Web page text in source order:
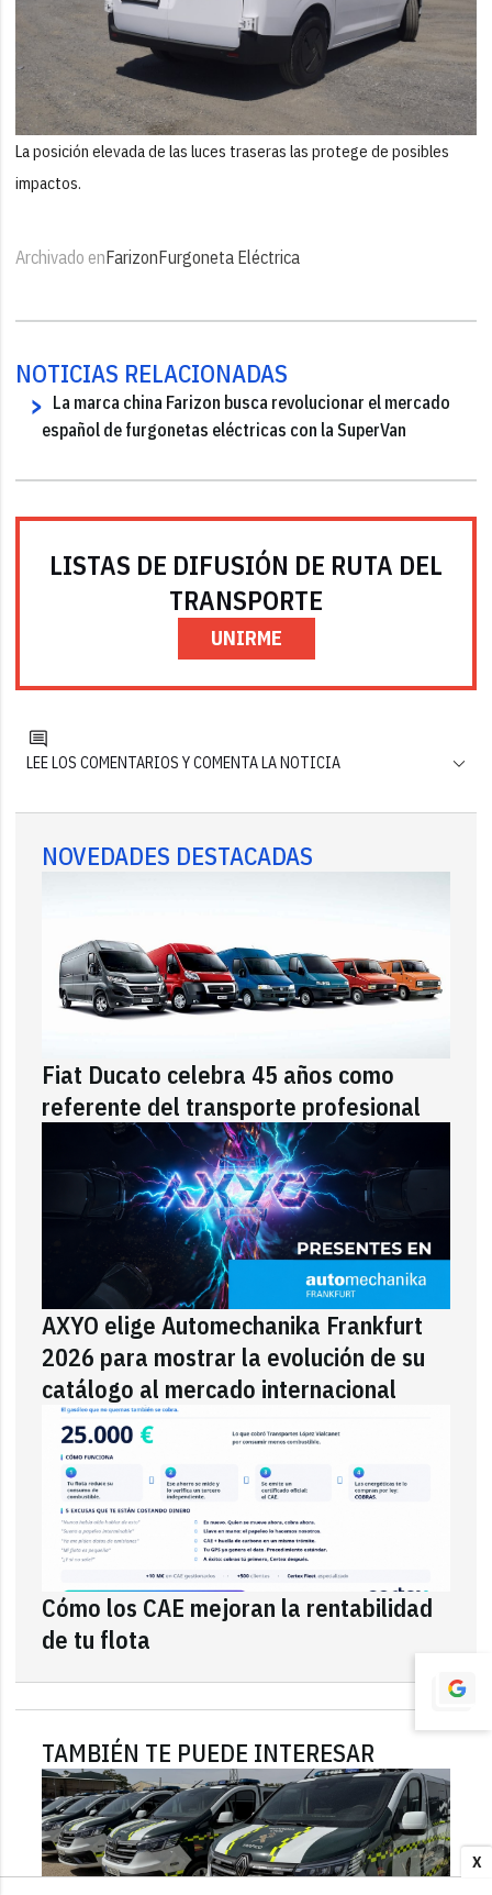
X
La posición elevada de las luces traseras las protege de posibles
impactos.
Archivado enFarizonFurgoneta Eléctrica
NOTICIAS RELACIONADAS
La marca china Farizon busca revolucionar el mercado
español de furgonetas eléctricas con la SuperVan
LISTAS DE DIFUSIÓN DE RUTA DEL
TRANSPORTE
UNIRME
LEE LOS COMENTARIOS Y COMENTA LA NOTICIA
NOVEDADES DESTACADAS
Fiat Ducato celebra 45 años como
referente del transporte profesional
AXYO elige Automechanika Frankfurt
2026 para mostrar la evolución de su
catálogo al mercado internacional
Cómo los CAE mejoran la rentabilidad
de tu flota
TAMBIÉN TE PUEDE INTERESAR